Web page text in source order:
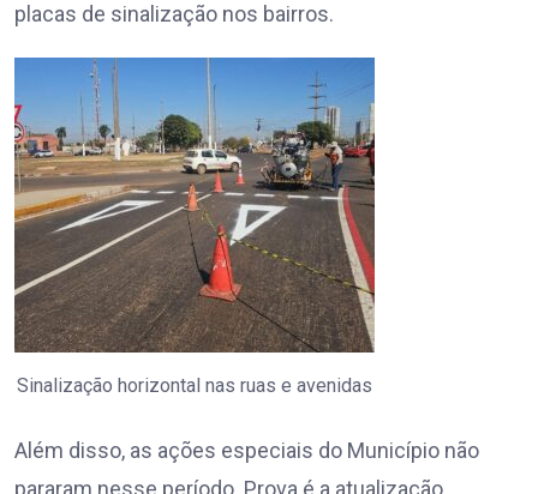
placas de sinalização nos bairros.
Sinalização horizontal nas ruas e avenidas
Além disso, as ações especiais do Município não
pararam nesse período. Prova é a atualização